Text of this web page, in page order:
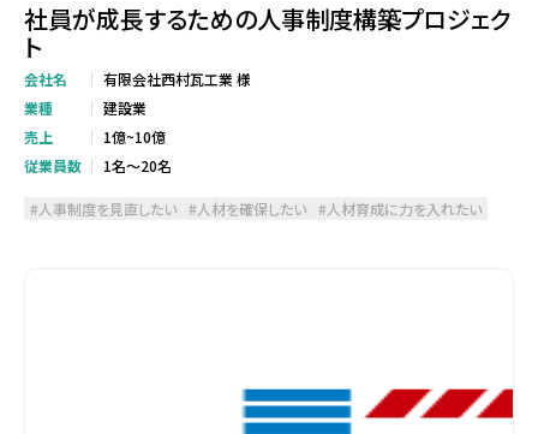
社員が成長するための人事制度構築プロジェク
ト
会社名
有限会社西村瓦工業 様
業種
建設業
売上
1億~10億
従業員数
1名～20名
人事制度を見直したい 人材を確保したい 人材育成に力を入れたい